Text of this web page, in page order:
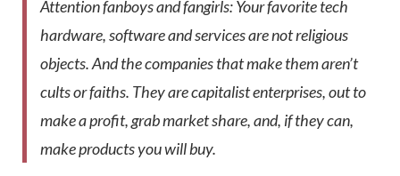
Attention fanboys and fangirls: Your favorite tech
hardware, software and services are not religious
objects. And the companies that make them aren’t
cults or faiths. They are capitalist enterprises, out to
make a profit, grab market share, and, if they can,
make products you will buy.